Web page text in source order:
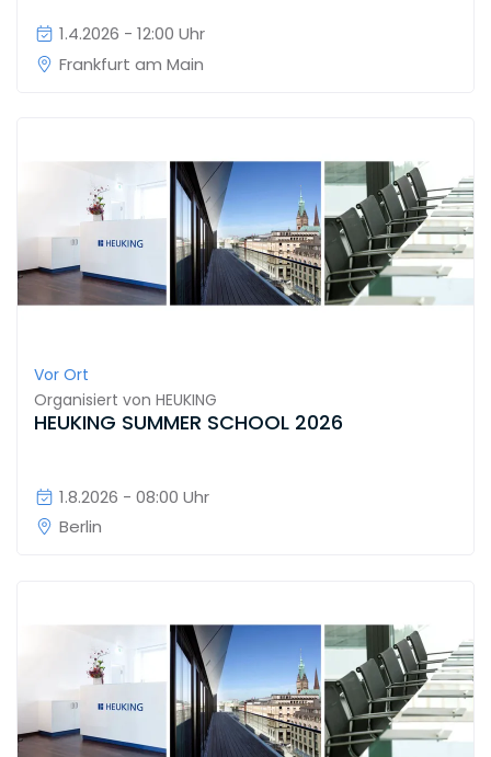
1.4.2026 - 12:00 Uhr
Frankfurt am Main
Vor Ort
Organisiert von HEUKING
HEUKING SUMMER SCHOOL 2026
1.8.2026 - 08:00 Uhr
Berlin